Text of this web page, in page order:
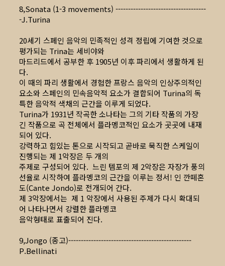
8,Sonata (1-3 movements) ------------------------------------
-J.Turina
20세기 스페인 음악의 민족적인 성격 정립에 기여한 것으로
평가되는 Trina는 세비야와
마드리드에서 공부한 후 1905년 이후 파리에서 생활하게 된
다.
이 때의 파리 생활에서 경험한 프랑스 음악의 인상주의적인
요소와 스페인의 민속음악적 요소가 결합되어 Turina의 독
특한 음악적 색채의 근간을 이루게 되었다.
Turina가 1931년 작곡한 소나타는 그의 기타 작품의 가장
긴 작품으로 곡 전체에서 플라멩코적인 요소가 곳곳에 내재
되어 있다.
강력하고 힘있는 톤으로 시작되고 곧바로 묵직한 스케일이
진행되는 제 1악장은 두 개의
주제로 구성되어 있다. 느린 템포의 제 2악장은 자장가 풍의
선율로 시작하여 플라멩코의 근간을 이루는 정서! 인 깐떼혼
도(Cante Jondo)로 전개되어 간다.
제 3악장에서는 제 1 악장에서 사용된 주제가 다시 확대되
어 나타나면서 강렬한 플라멩코
음악형태로 표출되어 진다.
9,Jongo (종고)-------------------------------------------------
P.Bellinati